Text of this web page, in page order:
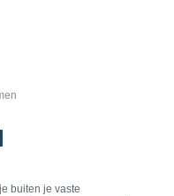
buiten je vaste